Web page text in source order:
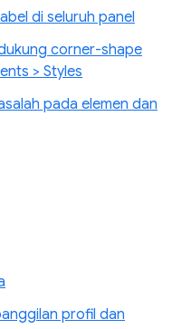
di seluruh panel
corner-shape
> Styles
pada elemen dan
profil dan